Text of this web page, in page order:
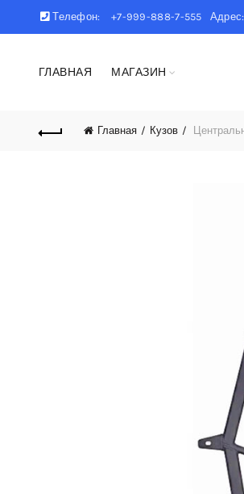
Телефон: +7-999-888-7-555 Адрес:
ГЛАВНАЯ МАГАЗИН
Главная Кузов